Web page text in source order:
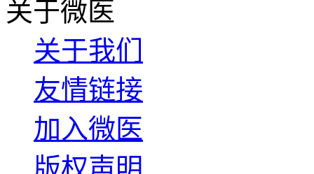
关于微医
关于我们
友情链接
加入微医